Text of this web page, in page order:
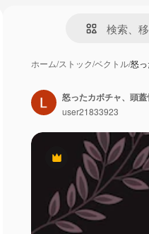
ホーム/ストック/ベクトル/怒
Premium
user21833923